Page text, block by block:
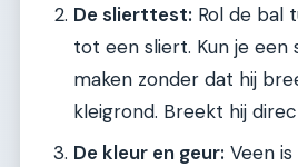
De slierttest: Rol de bal
tot een sliert. Kun je een
maken zonder dat hij
kleigrond. Breekt hij
De kleur en geur: Veen